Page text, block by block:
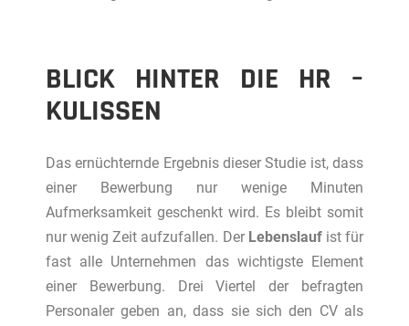
BLICK HINTER DIE HR –
KULISSEN
Das ernüchternde Ergebnis dieser Studie ist, dass
einer Bewerbung nur wenige Minuten
Aufmerksamkeit geschenkt wird. Es bleibt somit
nur wenig Zeit aufzufallen. Der Lebenslaufist für
fast alle Unternehmen das wichtigste Element
einer Bewerbung. Drei Viertel der befragten
Personaler geben an, dass sie sich den CV als